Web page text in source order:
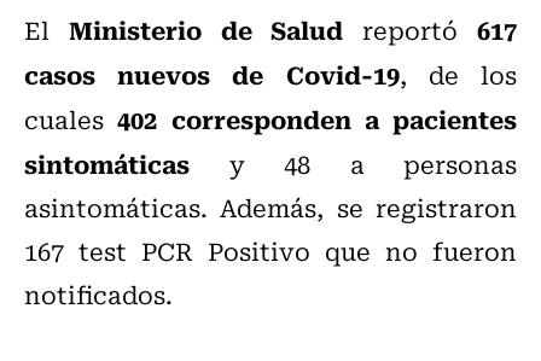
El Ministerio de Salud reportó617
casos nuevos de Covid-19, de los
cuales402 corresponden a pacientes
sintomáticas y 48 a personas
asintomáticas. Además, se registraron
167 test PCR Positivo que no fueron
notificados.